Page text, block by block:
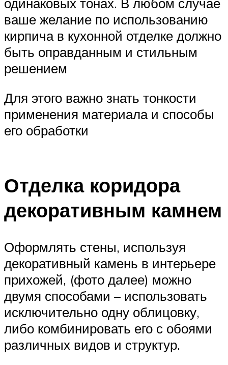
ваше желание по использованию
кирпича в кухонной отделке должно
быть оправданным и стильным
решением
Для этого важно знать тонкости
применения материала и способы
его обработки
Отделка коридора
декоративным камнем
Оформлять стены, используя
декоративный камень в интерьере
прихожей, (фото далее) можно
двумя способами – использовать
исключительно одну облицовку,
либо комбинировать его с обоями
различных видов и структур.